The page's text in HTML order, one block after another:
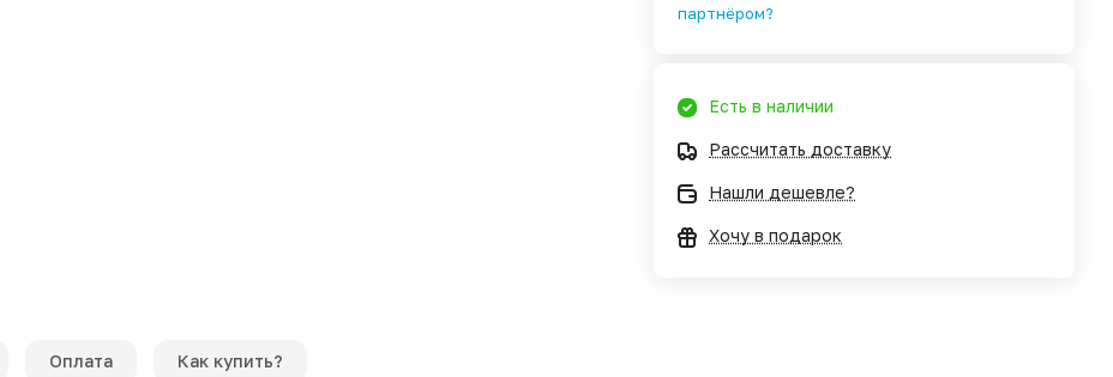
партнёром?
Есть в наличии
Рассчитать доставку
Нашли дешевле?
Хочу в подарок
Оплата Как купить?